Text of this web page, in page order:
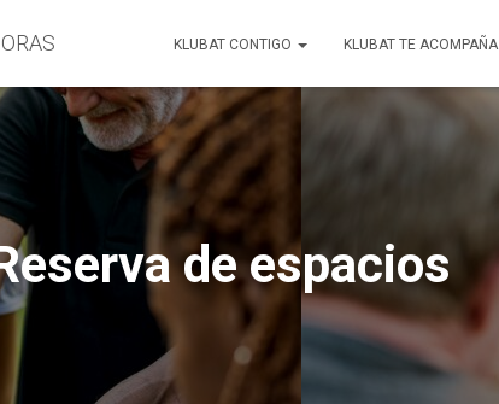
KLUBAT CONTIGO KLUBAT TE ACOMPAÑA
de espacios